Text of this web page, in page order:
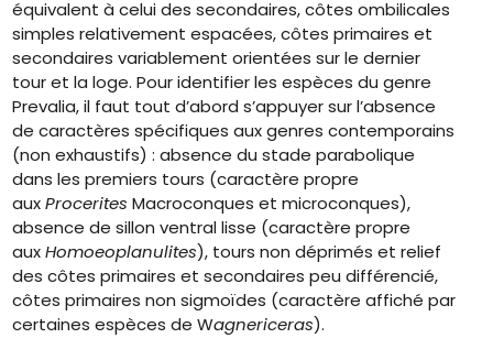
équivalent à celui des secondaires, côtes ombilicales
simples relativement espacées, côtes primaires et
secondaires variablement orientées sur le dernier
tour et la loge. Pour identifier les espèces du genre
Prevalia, il faut tout d’abord s’appuyer sur l’absence
de caractères spécifiques aux genres contemporains
(non exhaustifs) : absence du stade parabolique
dans les premiers tours (caractère propre
auxProcerites Macroconques et microconques),
absence de sillon ventral lisse (caractère propre
auxHomoeoplanulites), tours non déprimés et relief
des côtes primaires et secondaires peu différencié,
côtes primaires non sigmoïdes (caractère affiché par
certaines espèces de Wagnericeras).